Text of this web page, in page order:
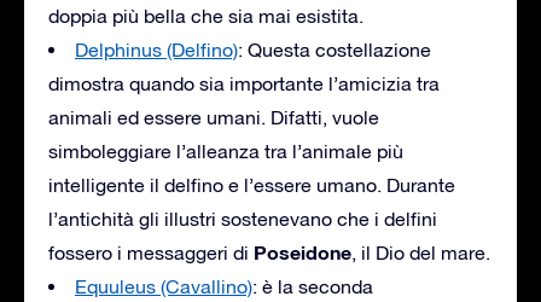
doppia più bella che sia mai esistita.
Delphinus (Delfino): Questa costellazione
dimostra quando sia importante l’amicizia tra
animali ed essere umani. Difatti, vuole
simboleggiare l’alleanza tra l’animale più
intelligente il delfino e l’essere umano. Durante
l’antichità gli illustri sostenevano che i delfini
fossero i messaggeri di Poseidone, il Dio del mare.
Equuleus (Cavallino): è la seconda